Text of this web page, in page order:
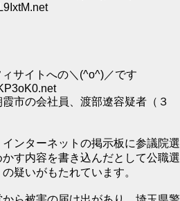
サイトへの＼(^o^)／です
市の会社員、渡部遼容疑者（３
ンターネットの掲示板に参議院選
す内容を書き込んだとして公職選
疑いがもたれています。